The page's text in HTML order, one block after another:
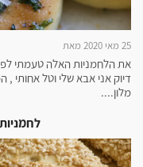
25 מאי 2020 מאת
דיוק אני אבא שלי וטל אחותי
מלון....